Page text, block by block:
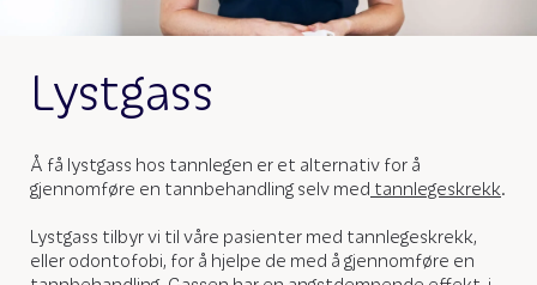
Lystgass
Å få lystgass hos tannlegen er et alternativ for å
gjennomføre en tannbehandling selv med tannlegeskrekk.
Lystgass tilbyr vi til våre pasienter med tannlegeskrekk,
eller odontofobi, for å hjelpe de med å gjennomføre en